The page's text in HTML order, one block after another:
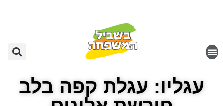
עגליו: עגלת קפה בלב